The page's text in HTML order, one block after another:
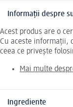
Informații despre
Acest produs are o
Cu aceste informații,
ceea ce privește
Mai multe
Ingrediente